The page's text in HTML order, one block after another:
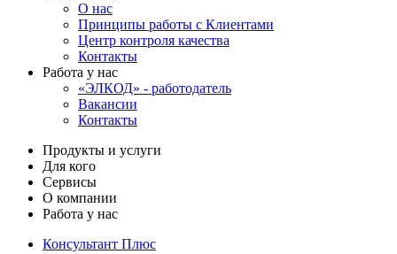
О нас
Принципы работы с Клиентами
Центр контроля качества
Контакты
Работа у нас
«ЭЛКОД» - работодатель
Вакансии
Контакты
Продукты и услуги
Для кого
Сервисы
О компании
Работа у нас
Консультант Плюс